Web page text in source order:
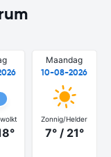
Maandag
10-08-2026
Zonnig/Helder
7° / 21°